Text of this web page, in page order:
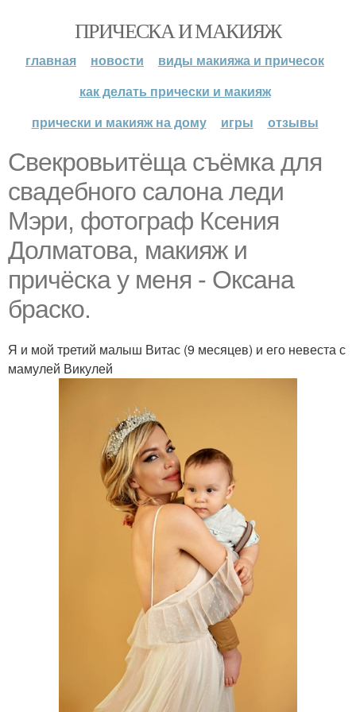
ПРИЧЕСКА И МАКИЯЖ
главная новости
виды макияжа и причесок
как делать прически и макияж
прически и макияж на дому
игры отзывы
Свекровьитёща съёмка для
свадебного салона леди
Мэри, фотограф Ксения
Долматова, макияж и
причёска у меня - Оксана
браско.
Я и мой третий малыш Витас (9 месяцев) и его невеста с
мамулей Викулей